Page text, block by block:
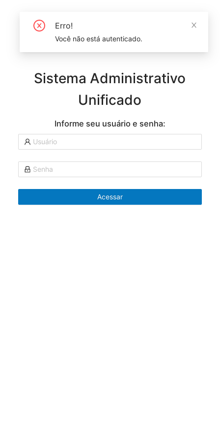
Sistema Administrativo
Unificado
Informe seu usuário e senha:
Acessar
Erro!
Você não está autenticado.